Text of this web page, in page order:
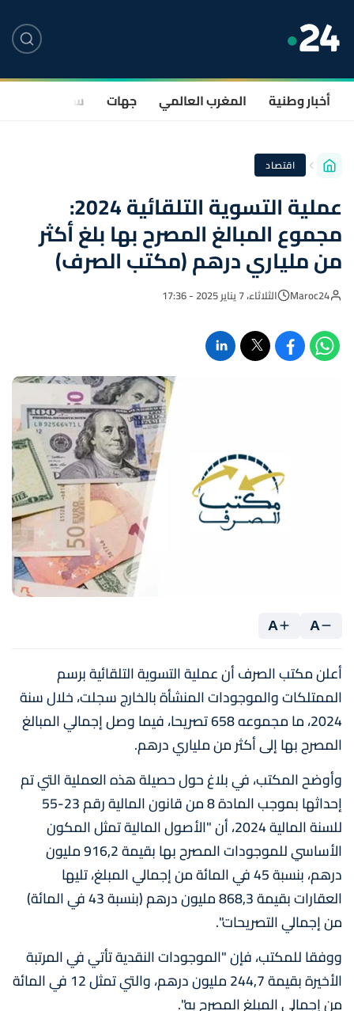
أخبار وطنية المغرب العالمي جهات سياسة
اقتصاد
عملية التسوية التلقائية 2024:
مجموع المبالغ المصرح بها بلغ أكثر
من ملياري درهم (مكتب الصرف)
Maroc24 الثلاثاء، 7 يناير 2025 - 17:36
A
A
أعلن مكتب الصرف أن عملية التسوية التلقائية برسم
الممتلكات والموجودات المنشأة بالخارج سجلت، خلال سنة
2024، ما مجموعه 658 تصريحا، فيما وصل إجمالي المبالغ
المصرح بها إلى أكثر من ملياري درهم.
وأوضح المكتب، في بلاغ حول حصيلة هذه العملية التي تم
إحداثها بموجب المادة 8 من قانون المالية رقم 23-55
للسنة المالية 2024، أن "الأصول المالية تمثل المكون
الأساسي للموجودات المصرح بها بقيمة 916,2 مليون
درهم، بنسبة 45 في المائة من إجمالي المبلغ، تليها
العقارات بقيمة 868,3 مليون درهم (بنسبة 43 في المائة)
من إجمالي التصريحات".
ووفقا للمكتب، فإن "الموجودات النقدية تأتي في المرتبة
الأخيرة بقيمة 244,7 مليون درهم، والتي تمثل 12 في المائة
من إجمالي المبلغ المصرح به".